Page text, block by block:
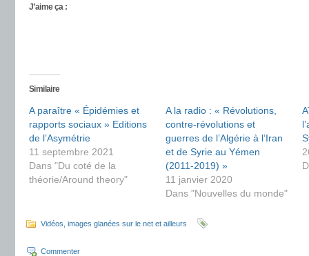
J’aime ça :
Similaire
A paraître « Épidémies et
rapports sociaux » Editions
de l’Asymétrie
11 septembre 2021
Dans "Du coté de la
théorie/Around theory"
A la radio : « Révolutions,
contre-révolutions et
guerres de l’Algérie à l’Iran
et de Syrie au Yémen
(2011-2019) »
11 janvier 2020
Dans "Nouvelles du monde"
Vidéos, images glanées sur le net et ailleurs
Commenter